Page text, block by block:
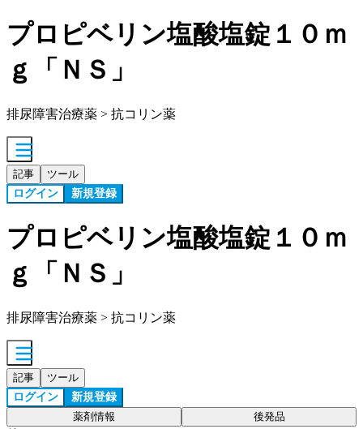
プロピベリン塩酸塩錠１０ｍ
ｇ「ＮＳ」
排尿障害治療薬 > 抗コリン薬
記事 ツール
ログイン 新規登録
プロピベリン塩酸塩錠１０ｍ
ｇ「ＮＳ」
排尿障害治療薬 > 抗コリン薬
記事 ツール
ログイン 新規登録
薬剤情報 後発品